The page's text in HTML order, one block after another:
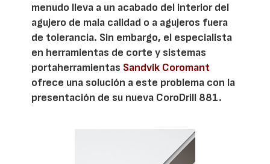
menudo lleva a un acabado del interior del
agujero de mala calidad o a agujeros fuera
de tolerancia. Sin embargo, el especialista
en herramientas de corte y sistemas
portaherramientas Sandvik Coromant
ofrece una solución a este problema con la
presentación de su nueva CoroDrill 881.